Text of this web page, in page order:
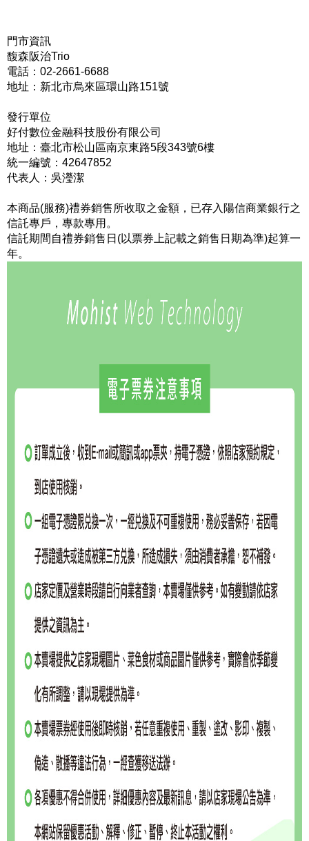
門市資訊
馥森阪治Trio
電話：02-2661-6688
地址：新北市烏來區環山路151號
發行單位
好付數位金融科技股份有限公司
地址：臺北市松山區南京東路5段343號6樓
統一編號：42647852
代表人：吳瀅潔
本商品(服務)禮券銷售所收取之金額，已存入陽信商業銀行之
信託專戶，專款專用。
信託期間自禮券銷售日(以票券上記載之銷售日期為準)起算一
年。